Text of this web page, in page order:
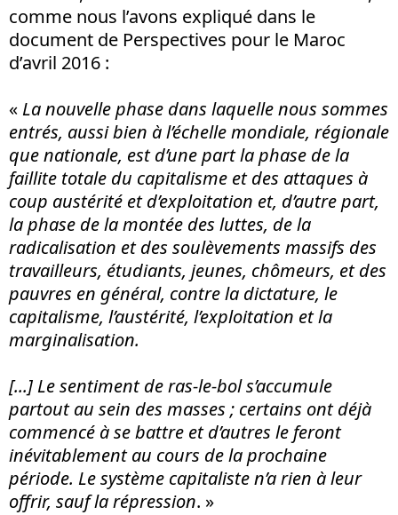
comme nous l’avons expliqué dans le
document de Perspectives pour le Maroc
d’avril 2016 :
« La nouvelle phase dans laquelle nous sommes
entrés, aussi bien à l’échelle mondiale, régionale
que nationale, est d’une part la phase de la
faillite totale du capitalisme et des attaques à
coup austérité et d’exploitation et, d’autre part,
la phase de la montée des luttes, de la
radicalisation et des soulèvements massifs des
travailleurs, étudiants, jeunes, chômeurs, et des
pauvres en général, contre la dictature, le
capitalisme, l’austérité, l’exploitation et la
marginalisation.
[...] Le sentiment de ras-le-bol s’accumule
partout au sein des masses ; certains ont déjà
commencé à se battre et d’autres le feront
inévitablement au cours de la prochaine
période. Le système capitaliste n’a rien à leur
offrir, sauf la répression. »